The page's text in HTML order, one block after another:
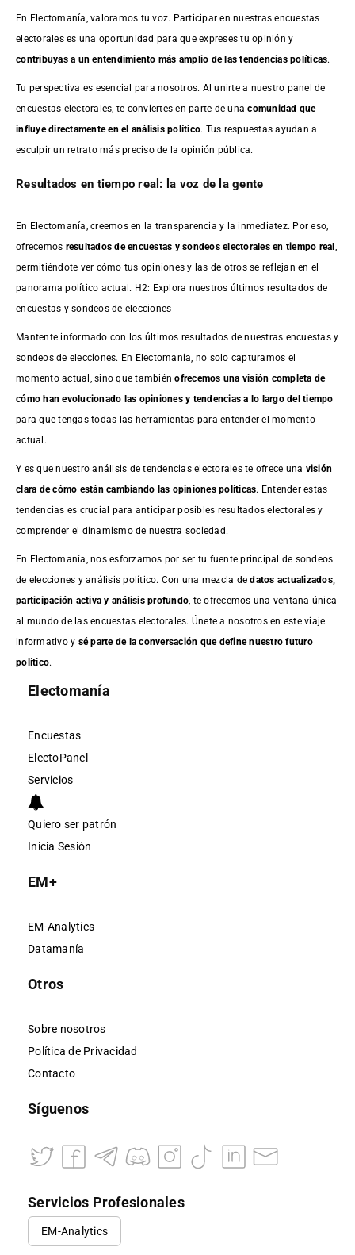
En Electomanía, valoramos tu voz. Participar en nuestras encuestas
electorales es una oportunidad para que expreses tu opinión y
contribuyas a un entendimiento más amplio de las tendencias políticas.
Tu perspectiva es esencial para nosotros. Al unirte a nuestro panel de
encuestas electorales, te conviertes en parte de unacomunidad que
influye directamente en el análisis político. Tus respuestas ayudan a
esculpir un retrato más preciso de la opinión pública.
Resultados en tiempo real: la voz de la gente
En Electomanía, creemos en la transparencia y la inmediatez. Por eso,
ofrecemos resultados deencuestas y sondeos electorales en tiempo real
permitiéndote ver cómo tus opiniones y las de otros se reflejan en el
panorama político actual. H2: Explora nuestros últimos resultados de
encuestas y sondeos de elecciones
Mantente informado con los últimos resultados de nuestras encuestasy
sondeos de elecciones. En Electomania, no solo capturamos el
momento actual, sino que tambiénofrecemos una visión completa de
cómo han evolucionado las opiniones y tendencias a lo largo del tiempo
para que tengas todas las herramientas para entender el momento
actual.
Y es que nuestro análisis de tendencias electorales te ofrece una visión
clara de cómo están cambiando las opiniones políticas. Entender estas
tendencias es crucial para anticipar posibles resultados electorales y
comprender el dinamismo de nuestra sociedad.
En Electomanía, nos esforzamos por ser tu fuente principal de sondeos
de elecciones y análisis político. Con una mezcla dedatos actualizados,
participación activa y análisis profundo , te ofrecemos una ventana única
al mundo de las encuestas electorales. Únete a nosotros en este viaje
informativo y sé parte de la conversación que define nuestro futuro
político.
Electomanía
Encuestas
ElectoPanel
Servicios
Quiero ser patrón
Inicia Sesión
EM+
EM-Analytics
Datamanía
Otros
Sobre nosotros
Política de Privacidad
Contacto
Síguenos
Servicios Profesionales
EM-Analytics